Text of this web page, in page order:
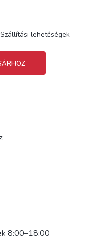
Szállítási lehetőségek
8:00–18:00